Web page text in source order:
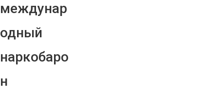
междунар
одный
наркобаро
н